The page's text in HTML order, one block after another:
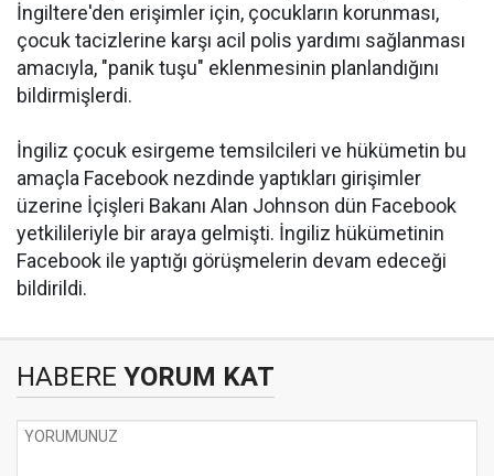
İngiltere'den erişimler için, çocukların korunması,
çocuk tacizlerine karşı acil polis yardımı sağlanması
amacıyla, "panik tuşu" eklenmesinin planlandığını
bildirmişlerdi.
İngiliz çocuk esirgeme temsilcileri ve hükümetin bu
amaçla Facebook nezdinde yaptıkları girişimler
üzerine İçişleri Bakanı Alan Johnson dün Facebook
yetkilileriyle bir araya gelmişti. İngiliz hükümetinin
Facebook ile yaptığı görüşmelerin devam edeceği
bildirildi.
HABERE YORUM KAT